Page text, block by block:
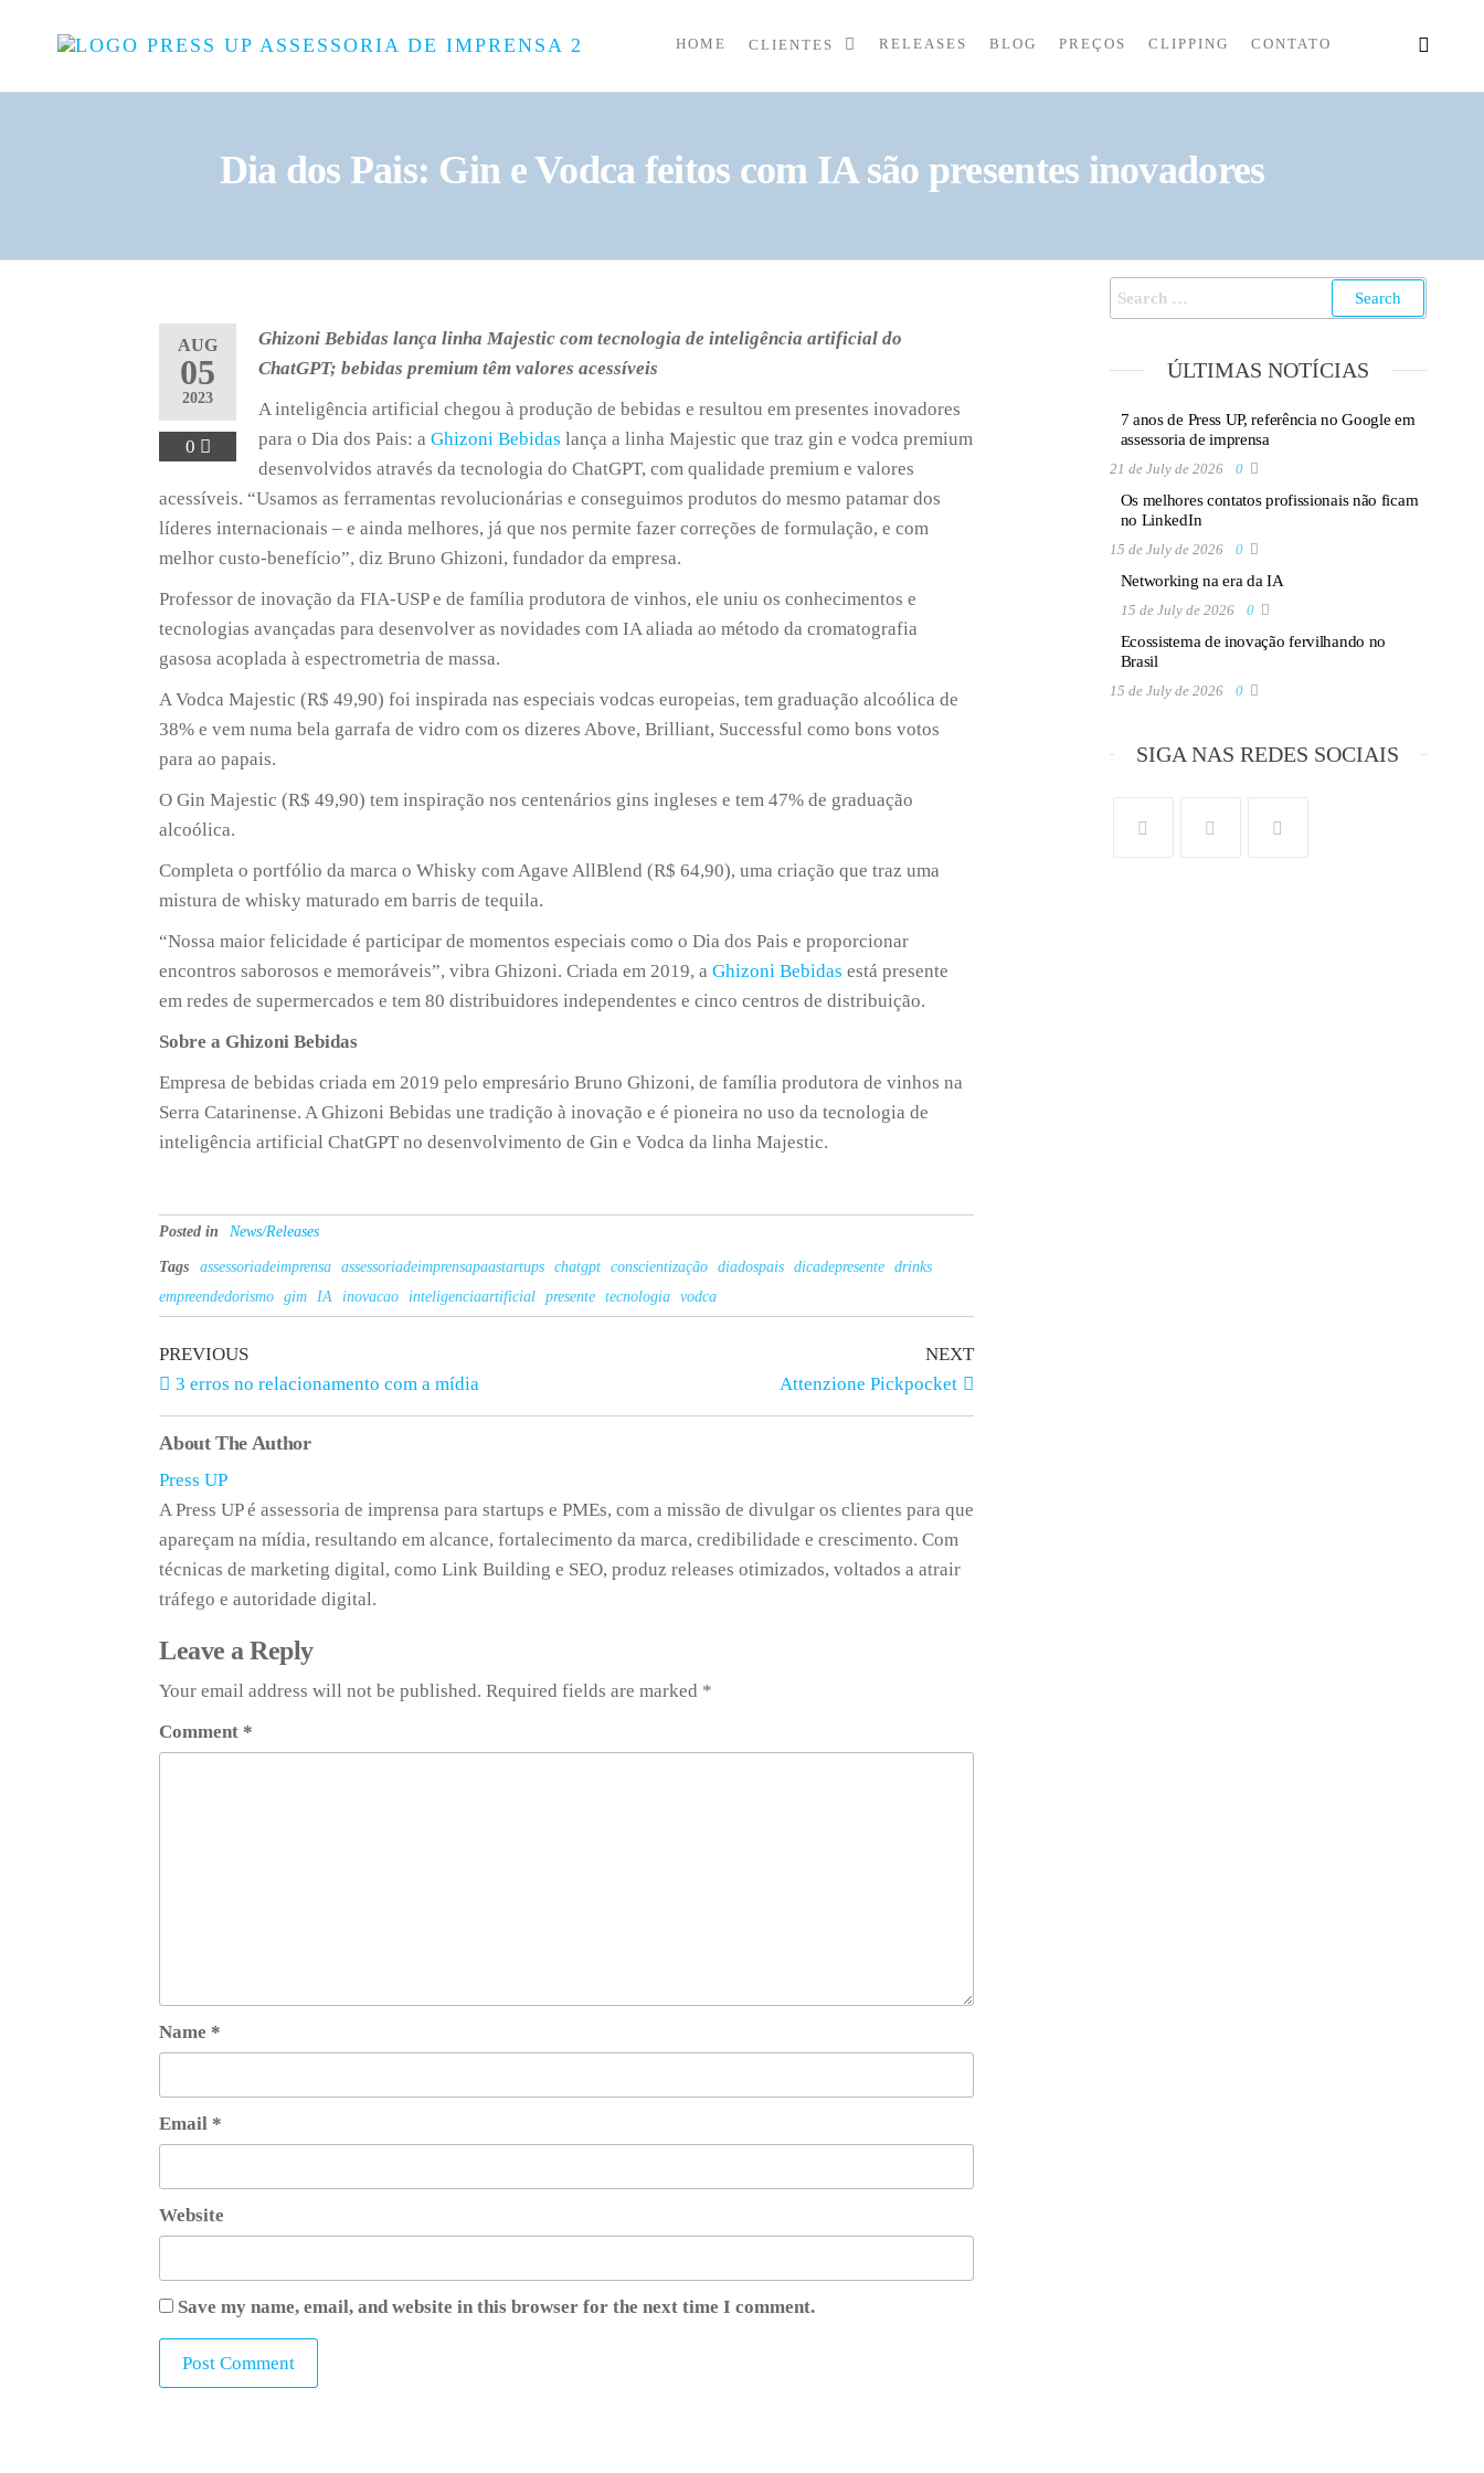
UP
Startups e
Pequenas
HOME CLIENTES RELEASES BLOG PREÇOS CLIPPING CONTATO
­­­Dia dos Pais: Gin e Vodca feitos com IA são presentes inovadores
AUG
05
2023
0
Ghizoni Bebidas lança linha Majestic com tecnologia de inteligência artificial do
ChatGPT; bebidas premium têm valores acessíveis
A inteligência artificial chegou à produção de bebidas e resultou em presentes inovadores
para o Dia dos Pais: aGhizoni Bebidas lança a linha Majestic que traz gin e vodca premium
desenvolvidos através da tecnologia do ChatGPT, com qualidade premium e valores
acessíveis. “Usamos as ferramentas revolucionárias e conseguimos produtos do mesmo patamar dos
líderes internacionais – e ainda melhores, já que nos permite fazer correções de formulação, e com
melhor custo-benefício”, diz Bruno Ghizoni, fundador da empresa.
Professor de inovação da FIA-USP e de família produtora de vinhos, ele uniu os conhecimentos e
tecnologias avançadas para desenvolver as novidades com IA aliada ao método da cromatografia
gasosa acoplada à espectrometria de massa.
A Vodca Majestic (R$ 49,90) foi inspirada nas especiais vodcas europeias, tem graduação alcoólica de
38% e vem numa bela garrafa de vidro com os dizeres Above, Brilliant, Successful como bons votos
para ao papais.
O Gin Majestic (R$ 49,90) tem inspiração nos centenários gins ingleses e tem 47% de graduação
alcoólica.
Completa o portfólio da marca o Whisky com Agave AllBlend (R$ 64,90), uma criação que traz uma
mistura de whisky maturado em barris de tequila.
“Nossa maior felicidade é participar de momentos especiais como o Dia dos Pais e proporcionar
encontros saborosos e memoráveis”, vibra Ghizoni. Criada em 2019, aGhizoni Bebidas está presente
em redes de supermercados e tem 80 distribuidores independentes e cinco centros de distribuição.
Sobre a Ghizoni Bebidas
Empresa de bebidas criada em 2019 pelo empresário Bruno Ghizoni, de família produtora de vinhos na
Serra Catarinense. A Ghizoni Bebidas une tradição à inovação e é pioneira no uso da tecnologia de
inteligência artificial ChatGPT no desenvolvimento de Gin e Vodca da linha Majestic.
Posted in News/Releases
Tags assessoriadeimprensa assessoriadeimprensapaastartups chatgpt conscientização diadospais dicadepresente
drinks
empreendedorismo
gim IA inovacao inteligenciaartificial presente tecnologia vodca
PREVIOUS
3 erros no relacionamento com a mídia
NEXT
Attenzione Pickpocket
About The Author
Press UP
A Press UP é assessoria de imprensa para startups e PMEs, com a missão de divulgar os clientes para que
apareçam na mídia, resultando em alcance, fortalecimento da marca, credibilidade e crescimento. Com
técnicas de marketing digital, como Link Building e SEO, produz releases otimizados, voltados a atrair
tráfego e autoridade digital.
Leave a Reply
Your email address will not be published. Required fields are marked *
Comment *
Name *
Email *
Website
Save my name, email, and website in this browser for the next time I comment.
ÚLTIMAS NOTÍCIAS
7 anos de Press UP, referência no Google em
assessoria de imprensa
21 de July de 2026 0
Os melhores contatos profissionais não ficam
no LinkedIn
15 de July de 2026 0
Networking na era da IA
15 de July de 2026 0
Ecossistema de inovação fervilhando no
Brasil
15 de July de 2026 0
SIGA NAS REDES SOCIAIS